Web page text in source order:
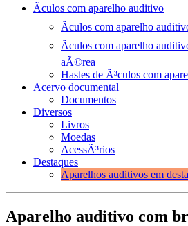
Ãculos com aparelho auditivo
Ãculos com aparelho
Ãculos com aparelho
aÃ©rea
Hastes de Ã³culos com
Acervo documental
Documentos
Diversos
Livros
Moedas
AcessÃ³rios
Destaques
Aparelhos auditivos em
Aparelho auditivo com